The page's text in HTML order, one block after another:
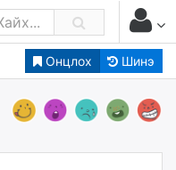
Онцлох Шинэ